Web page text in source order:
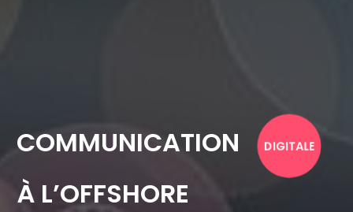
COMMUNICATION DIGITALE
À L’OFFSHORE